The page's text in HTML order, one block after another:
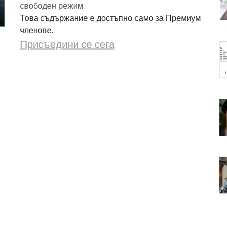
свободен режим.
Това съдържание е достъпно само за Премиум
членове.
Присъедини се сега